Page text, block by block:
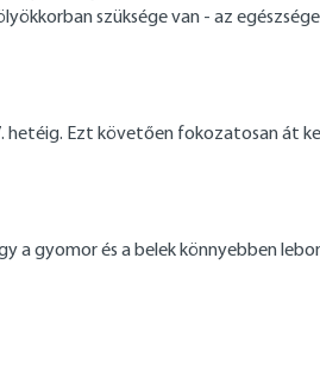
szüksége van - az
hetéig. Ezt követően fokozatosan át
a gyomor és a belek könnyebben